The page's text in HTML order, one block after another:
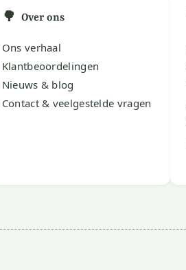
🌳 Over ons
Ons verhaal
Klantbeoordelingen
Nieuws & blog
Contact & veelgestelde vragen